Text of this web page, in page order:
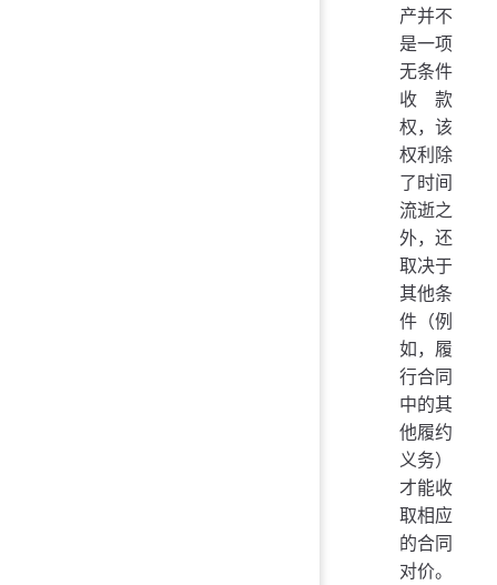
产并不
是一项
无条件
收款
权，该
权利除
了时间
流逝之
外，还
取决于
其他条
件（例
如，履
行合同
中的其
他履约
义务）
才能收
取相应
的合同
对价。